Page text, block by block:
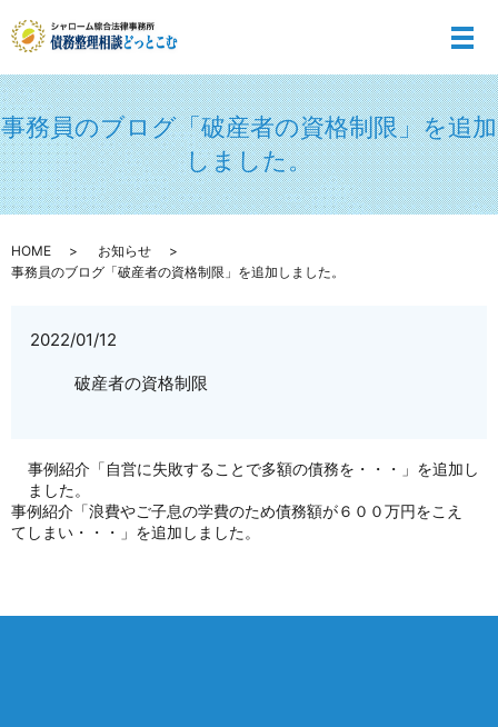
メ
事務員のブログ「破産者の資格制限」を追加
しました。
HOME
お知らせ
事務員のブログ「破産者の資格制限」を追加しました。
2022/01/12
破産者の資格制限
事例紹介「自営に失敗することで多額の債務を・・・」を追加し
ました。
事例紹介「浪費やご子息の学費のため債務額が６００万円をこえ
てしまい・・・」を追加しました。